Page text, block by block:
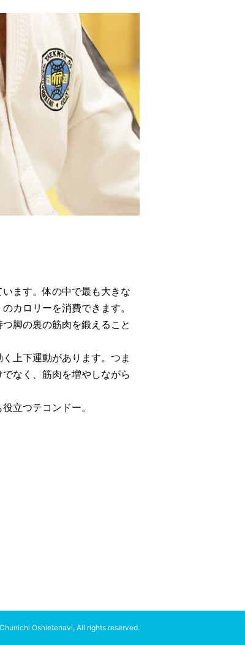
ます。体の中で最も大きな
カロリーを消費できます。
脚の裏の筋肉を鍛えること
上下運動があります。つま
なく、筋肉を増やしながら
立つテコンドー。
Oshietenavi, All rights reserved.